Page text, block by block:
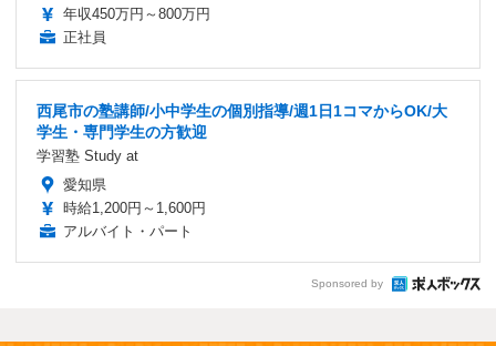
年収450万円～800万円
正社員
西尾市の塾講師/小中学生の個別指導/週1日1コマからOK/大
学生・専門学生の方歓迎
学習塾 Study at
愛知県
時給1,200円～1,600円
アルバイト・パート
Sponsored by